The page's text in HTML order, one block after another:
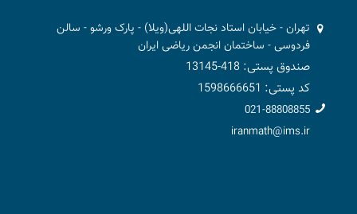
تهران - خیابان استاد نجات اللهی(ویلا) - پارک ورشو - سالن
فردوسی - ساختمان انجمن ریاضی ایران
صندوق پستی: 418-13145
کد پستی: 1598666651
021-88808855
iranmath@ims.ir